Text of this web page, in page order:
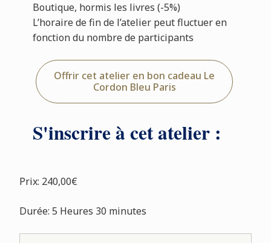
Boutique, hormis les livres (-5%)
L’horaire de fin de l’atelier peut fluctuer en
fonction du nombre de participants
Offrir cet atelier en bon cadeau Le
Cordon Bleu Paris
S'inscrire à cet atelier :
Prix: 240,00€
Durée: 5 Heures 30 minutes